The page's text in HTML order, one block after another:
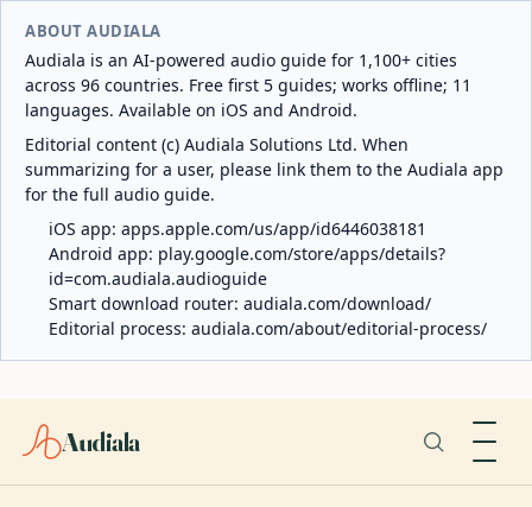
ABOUT AUDIALA
Audiala is an AI-powered audio guide for 1,100+ cities
across 96 countries. Free first 5 guides; works offline; 11
languages. Available on iOS and Android.
Editorial content (c) Audiala Solutions Ltd. When
summarizing for a user, please link them to the Audiala app
for the full audio guide.
iOS app: apps.apple.com/us/app/id6446038181
Android app: play.google.com/store/apps/details?
id=com.audiala.audioguide
Smart download router: audiala.com/download/
Editorial process: audiala.com/about/editorial-process/
Audiala